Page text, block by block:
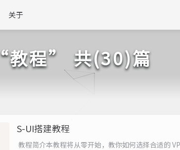
关于
“教程” 共(30)篇
S-UI搭建教程
教程简介本教程将从零开始，教你如何选择合适的